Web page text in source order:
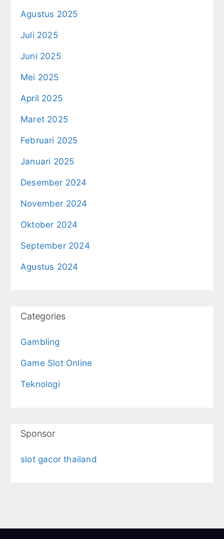
Agustus 2025
Juli 2025
Juni 2025
Mei 2025
April 2025
Maret 2025
Februari 2025
Januari 2025
Desember 2024
November 2024
Oktober 2024
September 2024
Agustus 2024
Categories
Gambling
Game Slot Online
Teknologi
Sponsor
slot gacor thailand